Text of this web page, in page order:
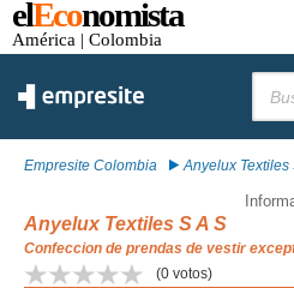
elEconomista
América | Colombia
Empresite Colombia Anyelux Textiles
Anyelux Textiles S A S
Confeccion de prendas de vestir
(0 votos)